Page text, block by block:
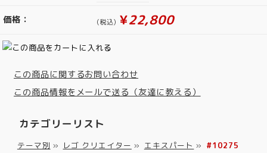
価格： (税込) ¥22,800
この商品に関するお問い合わせ
この商品情報をメールで送る（友達に教える）
カテゴリーリスト
テーマ別 » レゴ クリエイター » エキスパート » #10275